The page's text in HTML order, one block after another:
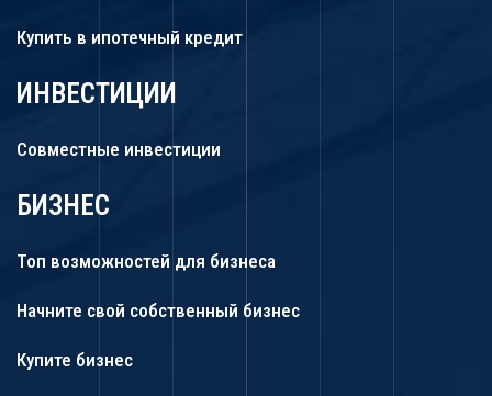
Купить в ипотечный кредит
ИНВЕСТИЦИИ
Совместные инвестиции
БИЗНЕС
Топ возможностей для бизнеса
Начните свой собственный бизнес
Купите бизнес